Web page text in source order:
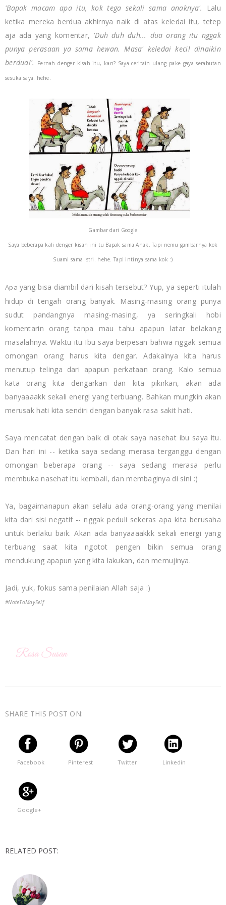
'Bapak macam apa itu, kok tega sekali sama anaknya'.
Lalu
ketika mereka berdua akhirnya naik di atas keledai itu, tetep
aja ada yang komentar, 'Duh duh duh... dua orang itu nggak
punya perasaan ya sama hewan. Masa' keledai kecil dinaikin
berdua!'.
Pernah denger kisah itu, kan? Saya ceritain ulang pake gaya serabutan
sesuka saya. hehe.
Gambar dari Google
Saya beberapa kali denger kisah ini tu Bapak sama Anak. Tapi nemu gambarnya kok
Suami sama Istri. hehe. Tapi intinya sama kok :)
Apa yang bisa diambil dari kisah tersebut? Yup, ya seperti itulah
hidup di tengah orang banyak. Masing-masing orang punya
sudut pandangnya masing-masing, ya seringkali hobi
komentarin orang tanpa mau tahu apapun latar belakang
masalahnya. Waktu itu Ibu saya berpesan bahwa nggak semua
omongan orang harus kita dengar. Adakalnya kita harus
menutup telinga dari apapun perkataan orang. Kalo semua
kata orang kita dengarkan dan kita pikirkan, akan ada
banyaaaakk sekali energi yang terbuang. Bahkan mungkin akan
merusak hati kita sendiri dengan banyak rasa sakit hati.
Saya mencatat dengan baik di otak saya nasehat ibu saya itu.
Dan hari ini -- ketika saya sedang merasa terganggu dengan
omongan beberapa orang -- saya sedang merasa perlu
membuka nasehat itu kembali, dan membaginya di sini :)
Ya, bagaimanapun akan selalu ada orang-orang yang menilai
kita dari sisi negatif -- nggak peduli sekeras apa kita berusaha
untuk berlaku baik. Akan ada banyaaaakkk sekali energi yang
terbuang saat kita ngotot pengen bikin semua orang
mendukung apapun yang kita lakukan, dan memujinya.
Jadi, yuk, fokus sama penilaian Allah saja :)
#NoteToMaySelf
SHARE THIS POST ON:
Facebook Pinterest Twitter Linkedin
Google+
RELATED POST: